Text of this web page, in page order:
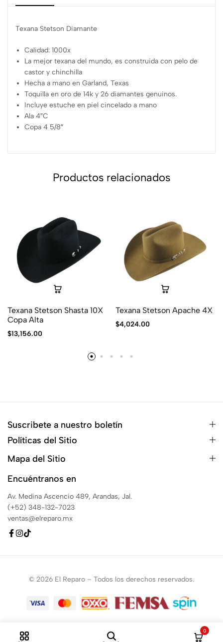
Texana Stetson Diamante
Calidad: 1000x
La mejor texana del mundo, es construida con pelo de
castor y chinchilla
Hecha a mano en Garland, Texas
Toquilla en oro de 14k y 26 diamantes genuinos.
Incluye estuche en piel cincelado a mano
Ala 4″C
Copa 4 5/8″
Productos relacionados
Texana Stetson Shasta 10X
Copa Alta
$13,156.00
Texana Stetson Apache 4X
$4,024.00
Suscribete a nuestro boletín
Políticas del Sitio
Mapa del Sitio
Encuéntranos en
Av. Medina Ascencio 489, Arandas, Jal.
(+52) 348-132-7023
ventas@elreparo.mx
© 2026 El Reparo – Todos los derechos reservados.
0